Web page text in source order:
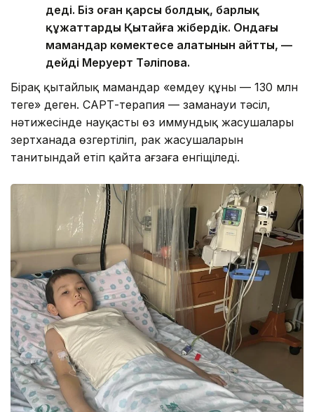
деді. Біз оған қарсы болдық, барлық
құжаттарды Қытайға жібердік. Ондағы
мамандар көмектесе алатынын айтты, —
дейді Меруерт Тәліпова.
Бірақ қытайлық мамандар «емдеу құны — 130 млн
теңге» деген. САРТ-терапия — заманауи тәсіл,
нәтижесінде науқастың өз иммундық жасушалары
зертханада өзгертіліп, рак жасушаларын
танитындай етіп қайта ағзаға енгіщіледі.